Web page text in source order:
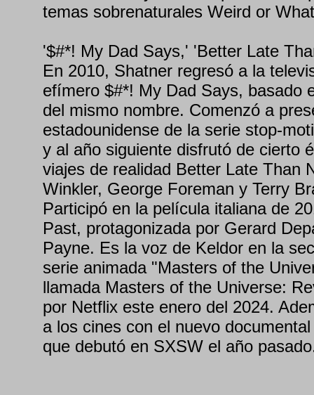
temas sobrenaturales Weird or
'$#*! My Dad Says,' 'Better Late
En 2010, Shatner regresó a la
efímero $#*! My Dad Says, basado
del mismo nombre. Comenzó a
estadounidense de la serie stop-
y al año siguiente disfrutó de cierto
viajes de realidad Better Late Than
Winkler, George Foreman y Terry
Participó en la película italiana de
Past, protagonizada por Gerard
Payne. Es la voz de Keldor en la
serie animada "Masters of the
llamada Masters of the Universe:
por Netflix este enero del 2024.
a los cines con el nuevo
que debutó en SXSW el año